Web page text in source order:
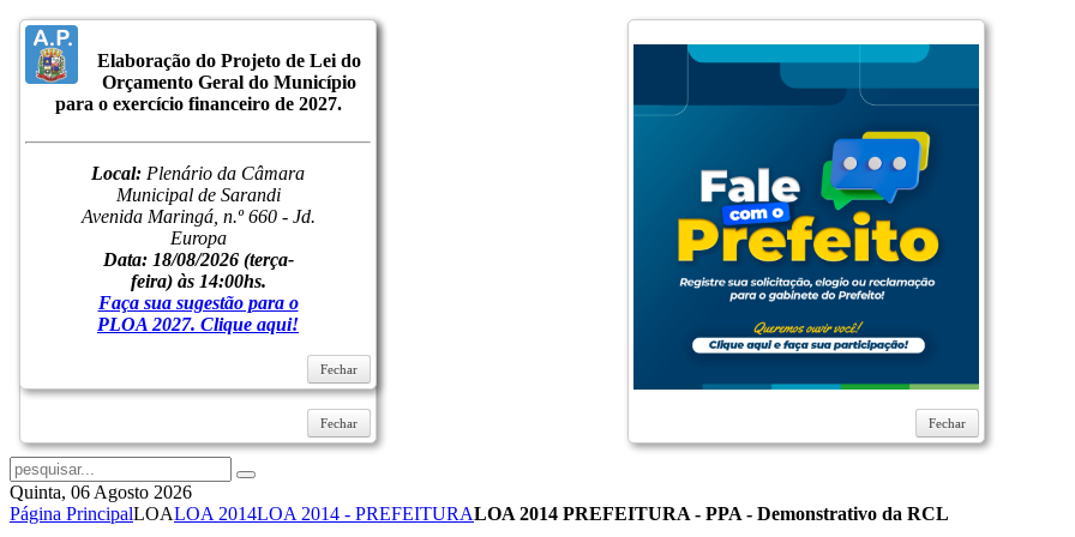
Inicial
Notícias
Serviços
Ouvidoria
WebMail
Quinta, 06 Agosto 2026
Página PrincipalLOALOA 2014LOA 2014 - PREFEITURALOA 2014 PREFEITURA - PPA - Demonstrativo da RCL
Fechar
Elaboração do Projeto de Lei do
Orçamento Geral do Município
para o exercício financeiro de 2027.
Local: Plenário da Câmara
Municipal de Sarandi
Avenida Maringá, n.º 660 - Jd.
Europa
Data: 18/08/2026 (terça-
feira) às 14:00hs.
Faça sua sugestão para o
PLOA 2027. Clique aqui!
Fechar
Fechar